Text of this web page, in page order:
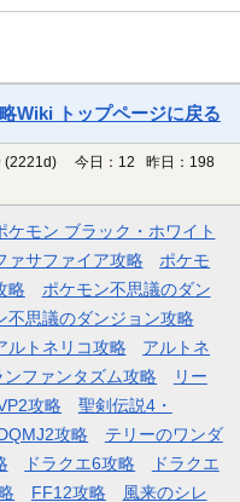
Wiki トップページに戻る
(2221d)
今日：12 昨日：198
ケモン ブラック・ホワイト
ァサファイア攻略
ポケモ
略
ポケモン不思議のダン
不思議のダンジョン攻略
ルトネリコ攻略
アルトネ
ンファンタズム攻略
リー
攻略
聖剣伝説4・
攻略
テリーのワンダ
ドラクエ6攻略
ドラクエ
FF12攻略 風来のシレ